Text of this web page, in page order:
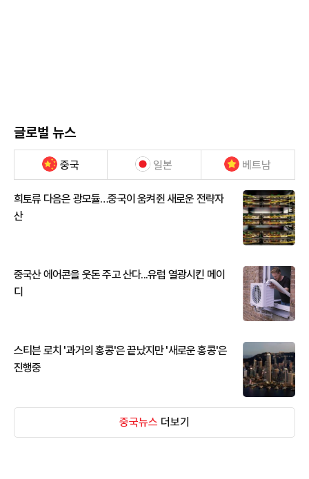
글로벌 뉴스
중국 일본 베트남
희토류 다음은 광모듈…중국이 움켜쥔 새로운 전략자
산
중국산 에어콘을 웃돈 주고 산다...유럽 열광시킨 메이
디
스티븐 로치 '과거의 홍콩'은 끝났지만 '새로운 홍콩'은
진행중
중국뉴스 더보기